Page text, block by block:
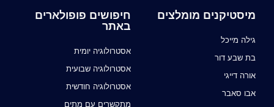
מיסטיקנים מומלצים
גילה מייכל
בת שבע דור
אורה דייגי
אבו סאבר
חיפושים פופולארים
באתר
אסטרולוגיה יומית
אסטרולוגיה שבועית
אסטרולוגיה חודשית
מתקשרים עם מתים